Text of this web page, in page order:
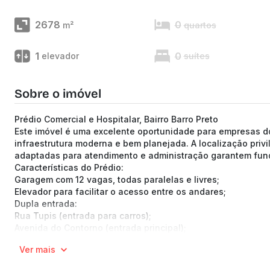
2678 m² 0 quartos
1 elevador 0 suítes
Sobre o imóvel
Prédio Comercial e Hospitalar, Bairro Barro Preto
Este imóvel é uma excelente oportunidade para empresas
infraestrutura moderna e bem planejada. A localização
adaptadas para atendimento e administração garantem
Características do Prédio:
Garagem com 12 vagas, todas paralelas e livres;
Elevador para facilitar o acesso entre os andares;
Dupla entrada:
Rua Tupis (entrada para carros);
Avenida do Contorno (entrada principal);
1º Pavimento:
Ver mais